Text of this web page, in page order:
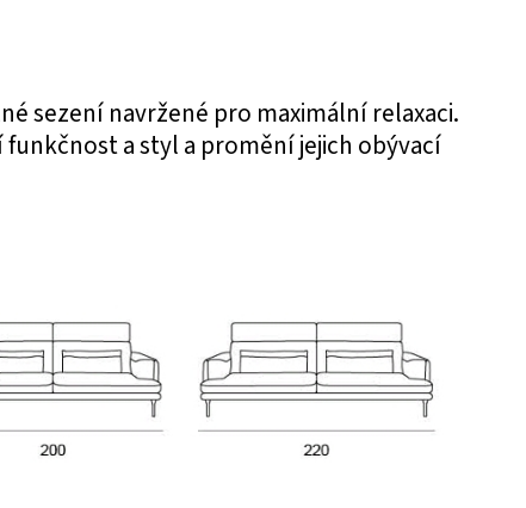
sezení navržené pro maximální relaxaci.
a styl a promění jejich obývací